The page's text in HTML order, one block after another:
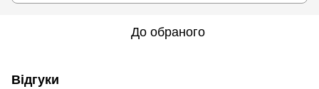
До обраного
Відгуки